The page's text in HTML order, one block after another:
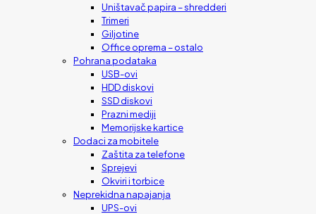
Uništavač papira – shredderi
Trimeri
Giljotine
Office oprema – ostalo
Pohrana podataka
USB-ovi
HDD diskovi
SSD diskovi
Prazni mediji
Memorijske kartice
Dodaci za mobitele
Zaštita za telefone
Sprejevi
Okviri i torbice
Neprekidna napajanja
UPS-ovi